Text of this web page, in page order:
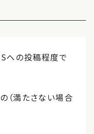
への投稿程度で
（満たさない場合